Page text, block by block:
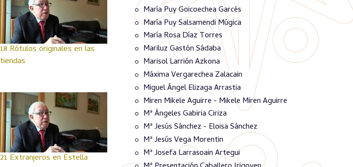
18 Rótulos originales en las
tiendas
21 Extranjeros en Estella
María Puy Goicoechea Garcés
María Puy Salsamendi Múgica
María Rosa Díaz Torres
Mariluz Gastón Sádaba
Marisol Larrión Azkona
Máxima Vergarechea Zalacain
Miguel Ángel Elizaga Arrastia
Miren Mikele Aguirre - Mikele Miren Aguirre
Mª Ángeles Gabiria Ciriza
Mª Jesús Sánchez - Eloisa Sánchez
Mª Jesús Vega Morentin
Mª Josefa Larrasoain Artegui